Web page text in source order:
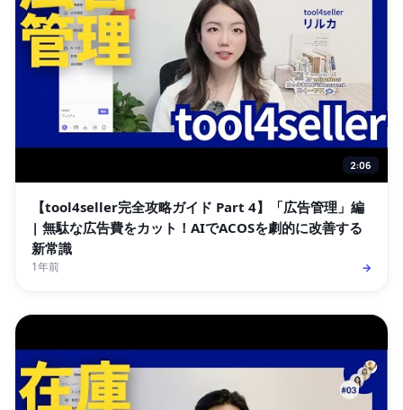
2:06
【tool4seller完全攻略ガイド Part 4】「広告管理」編
| 無駄な広告費をカット！AIでACOSを劇的に改善する
新常識
1年前 →